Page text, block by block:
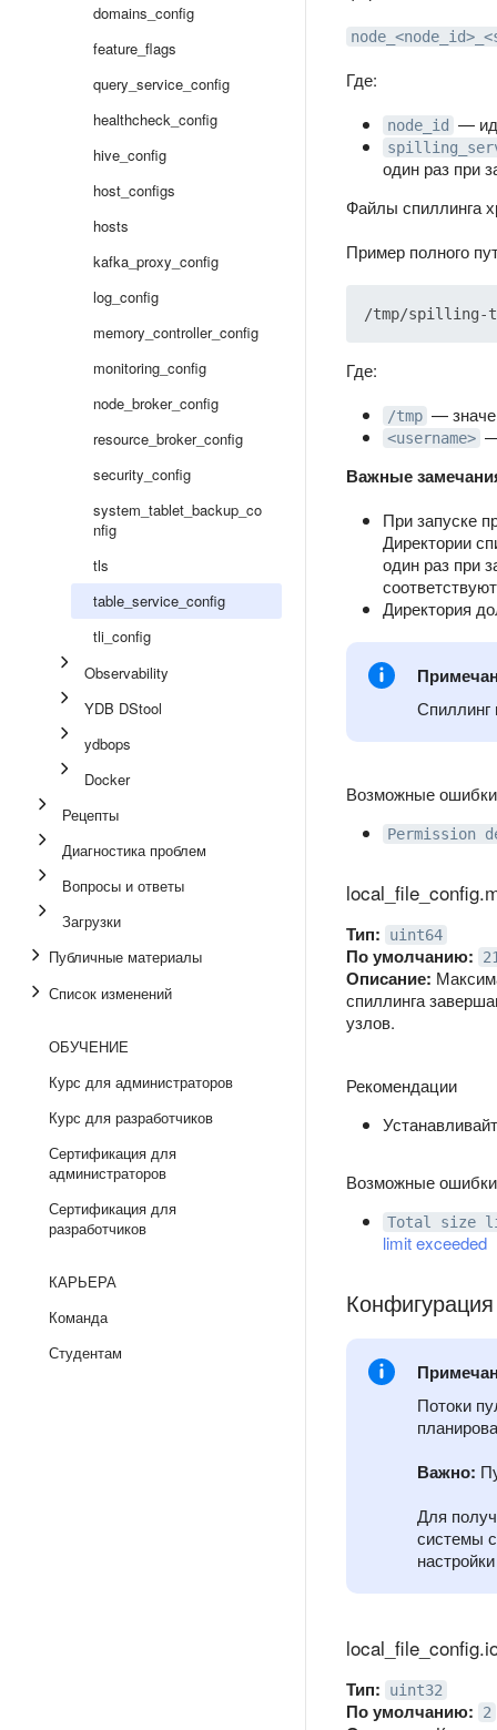
domains_config
feature_flags
query_service_config
healthcheck_config
hive_config
host_configs
hosts
kafka_proxy_config
log_config
memory_controller_config
monitoring_config
node_broker_config
resource_broker_config
security_config
system_tablet_backup_co
nfig
tls
table_service_config
tli_config
Observability
YDB DStool
ydbops
Docker
Рецепты
Диагностика проблем
Вопросы и ответы
Загрузки
Публичные материалы
Список изменений
ОБУЧЕНИЕ
Курс для администраторов
Курс для разработчиков
Сертификация для
администраторов
Сертификация для
разработчиков
КАРЬЕРА
Команда
Студентам
Где:
node_id —
один раз при
Файлы спиллинга
Пример полного
Где:
/tmp —
<username>
Важные
При запуске
Директории
один раз при
Директория
Спиллинг
Возможные ошибки
Permission
Тип: uint64
По умолчанию:
Описание:
спиллинга
узлов.
Рекомендации
Возможные ошибки
Total size
limit exceeded
Потоки
Важно:
Для
системы
Тип: uint32
По умолчанию: 2